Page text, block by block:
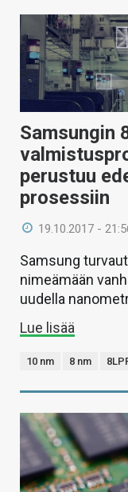
Samsungin
perustuu
prosessiin
19.10.2017 -
Samsung
nimeämään
uudella
Lue lisää
10 nm 8 nm